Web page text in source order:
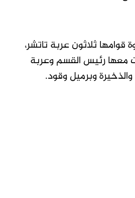
ثلاثون عربة تاتشر،
رئيس القسم وعربة
وبرميل وقود.